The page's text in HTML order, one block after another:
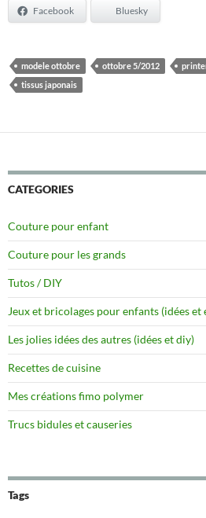
Facebook Bluesky
modele ottobre ottobre 5/2012
tissus japonais
CATEGORIES
Couture pour enfant
Couture pour les grands
Tutos / DIY
Jeux et bricolages pour enfants (idées
Les jolies idées des autres (idées et diy)
Recettes de cuisine
Mes créations fimo polymer
Trucs bidules et causeries
Tags